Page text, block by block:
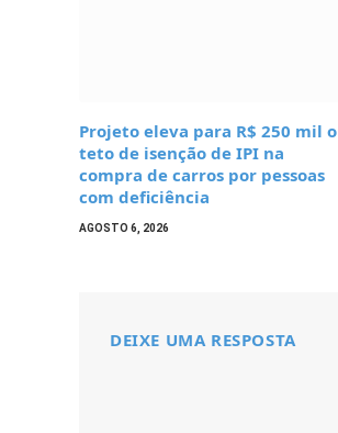
Projeto eleva para R$ 250 mil o
teto de isenção de IPI na
compra de carros por pessoas
com deficiência
AGOSTO 6, 2026
DEIXE UMA RESPOSTA